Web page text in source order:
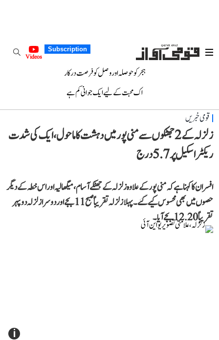
Subscription
Videos
ہجر کو حوصلہ اور وصل کو فرصت درکار
اک محبت کے لیے ایک جوانی کم ہے
قومی خبریں
زلزلہ کے 2 جھٹکوں سے منی پور میں دہشت کا ماحول، ایک کی شدت
ریکٹر اسکیل پر 5.7 درج
افسران کا کہنا ہے کہ منی پور کے علاوہ زلزلہ کے جھٹکے آسام، میگھالیہ اور اس خطہ کے دیگر
حصوں میں بھی محسوس کیے گئے۔ پہلا زلزلہ تقریباً صبح 11 بجے اور دوسرا زلزلہ دوپہر
تقریباً 12.20 بجے آیا۔
i